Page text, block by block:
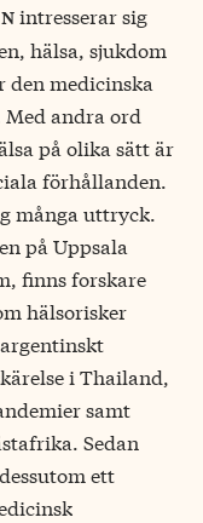
intresserar sig
hälsa, sjukdom
den medicinska
andra ord
på olika sätt är
förhållanden.
många uttryck.
på Uppsala
finns forskare
hälsorisker
i Thailand,
samt
Sedan
ett